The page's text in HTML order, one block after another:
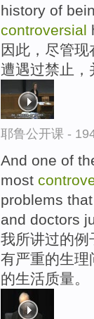
history of
controversial
因此，尽管
遭遇过禁止，
耶鲁公开课 -
And one of
most
problems
and doctors
我所讲过的例
有严重的生理
的生活质量。